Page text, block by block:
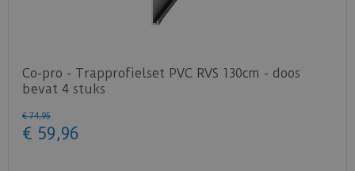
Co-pro - Trapprofielset PVC RVS 130cm - doos
bevat 4 stuks
€ 74,95
€ 59,96